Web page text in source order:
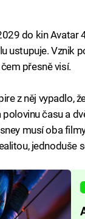
do kin Avatar
ustupuje. Vznik
přesně visí.
z něj vypadlo,
polovinu času a
musí oba
jednoduše